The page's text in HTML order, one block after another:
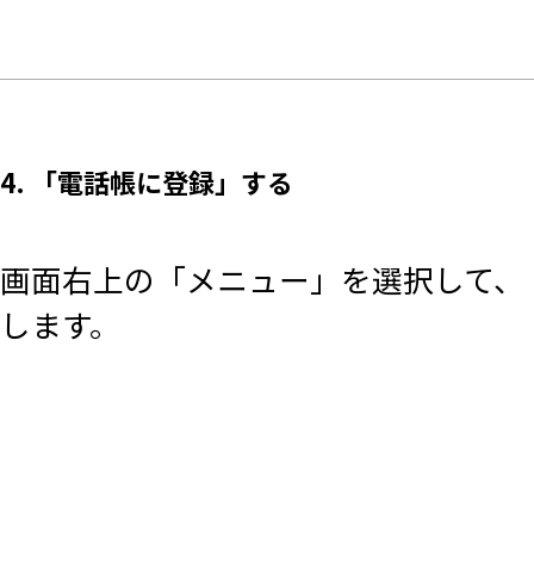
4. 「電話帳に登録」する
画面右上の「メニュー」を選択して
します。